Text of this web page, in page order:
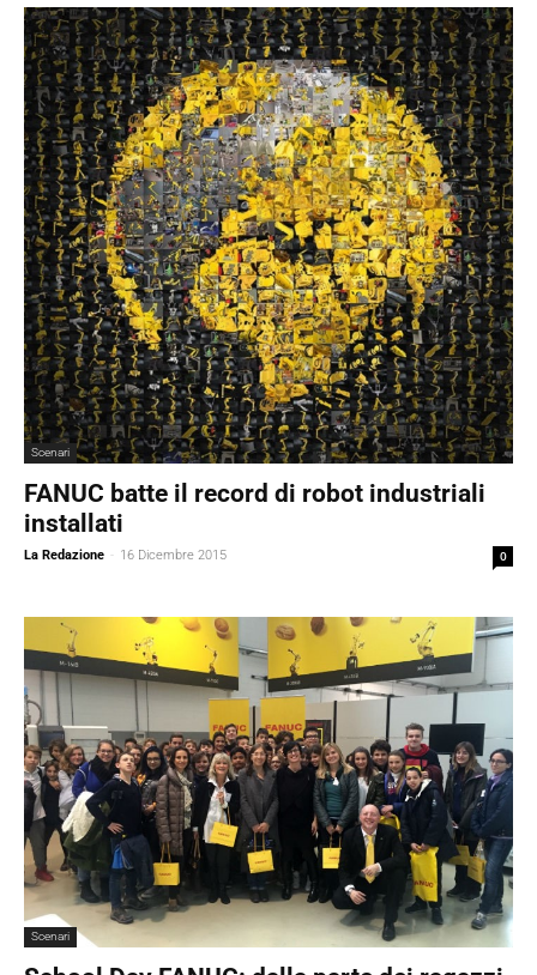
Scenari
FANUC batte il record di robot industriali
installati
La Redazione - 16 Dicembre 2015 0
Scenari